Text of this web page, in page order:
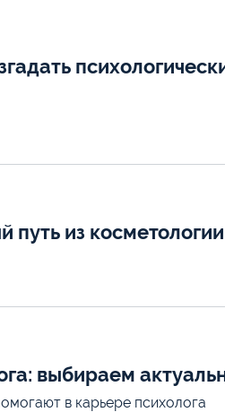
путь из
выбираем
в карьере психолога